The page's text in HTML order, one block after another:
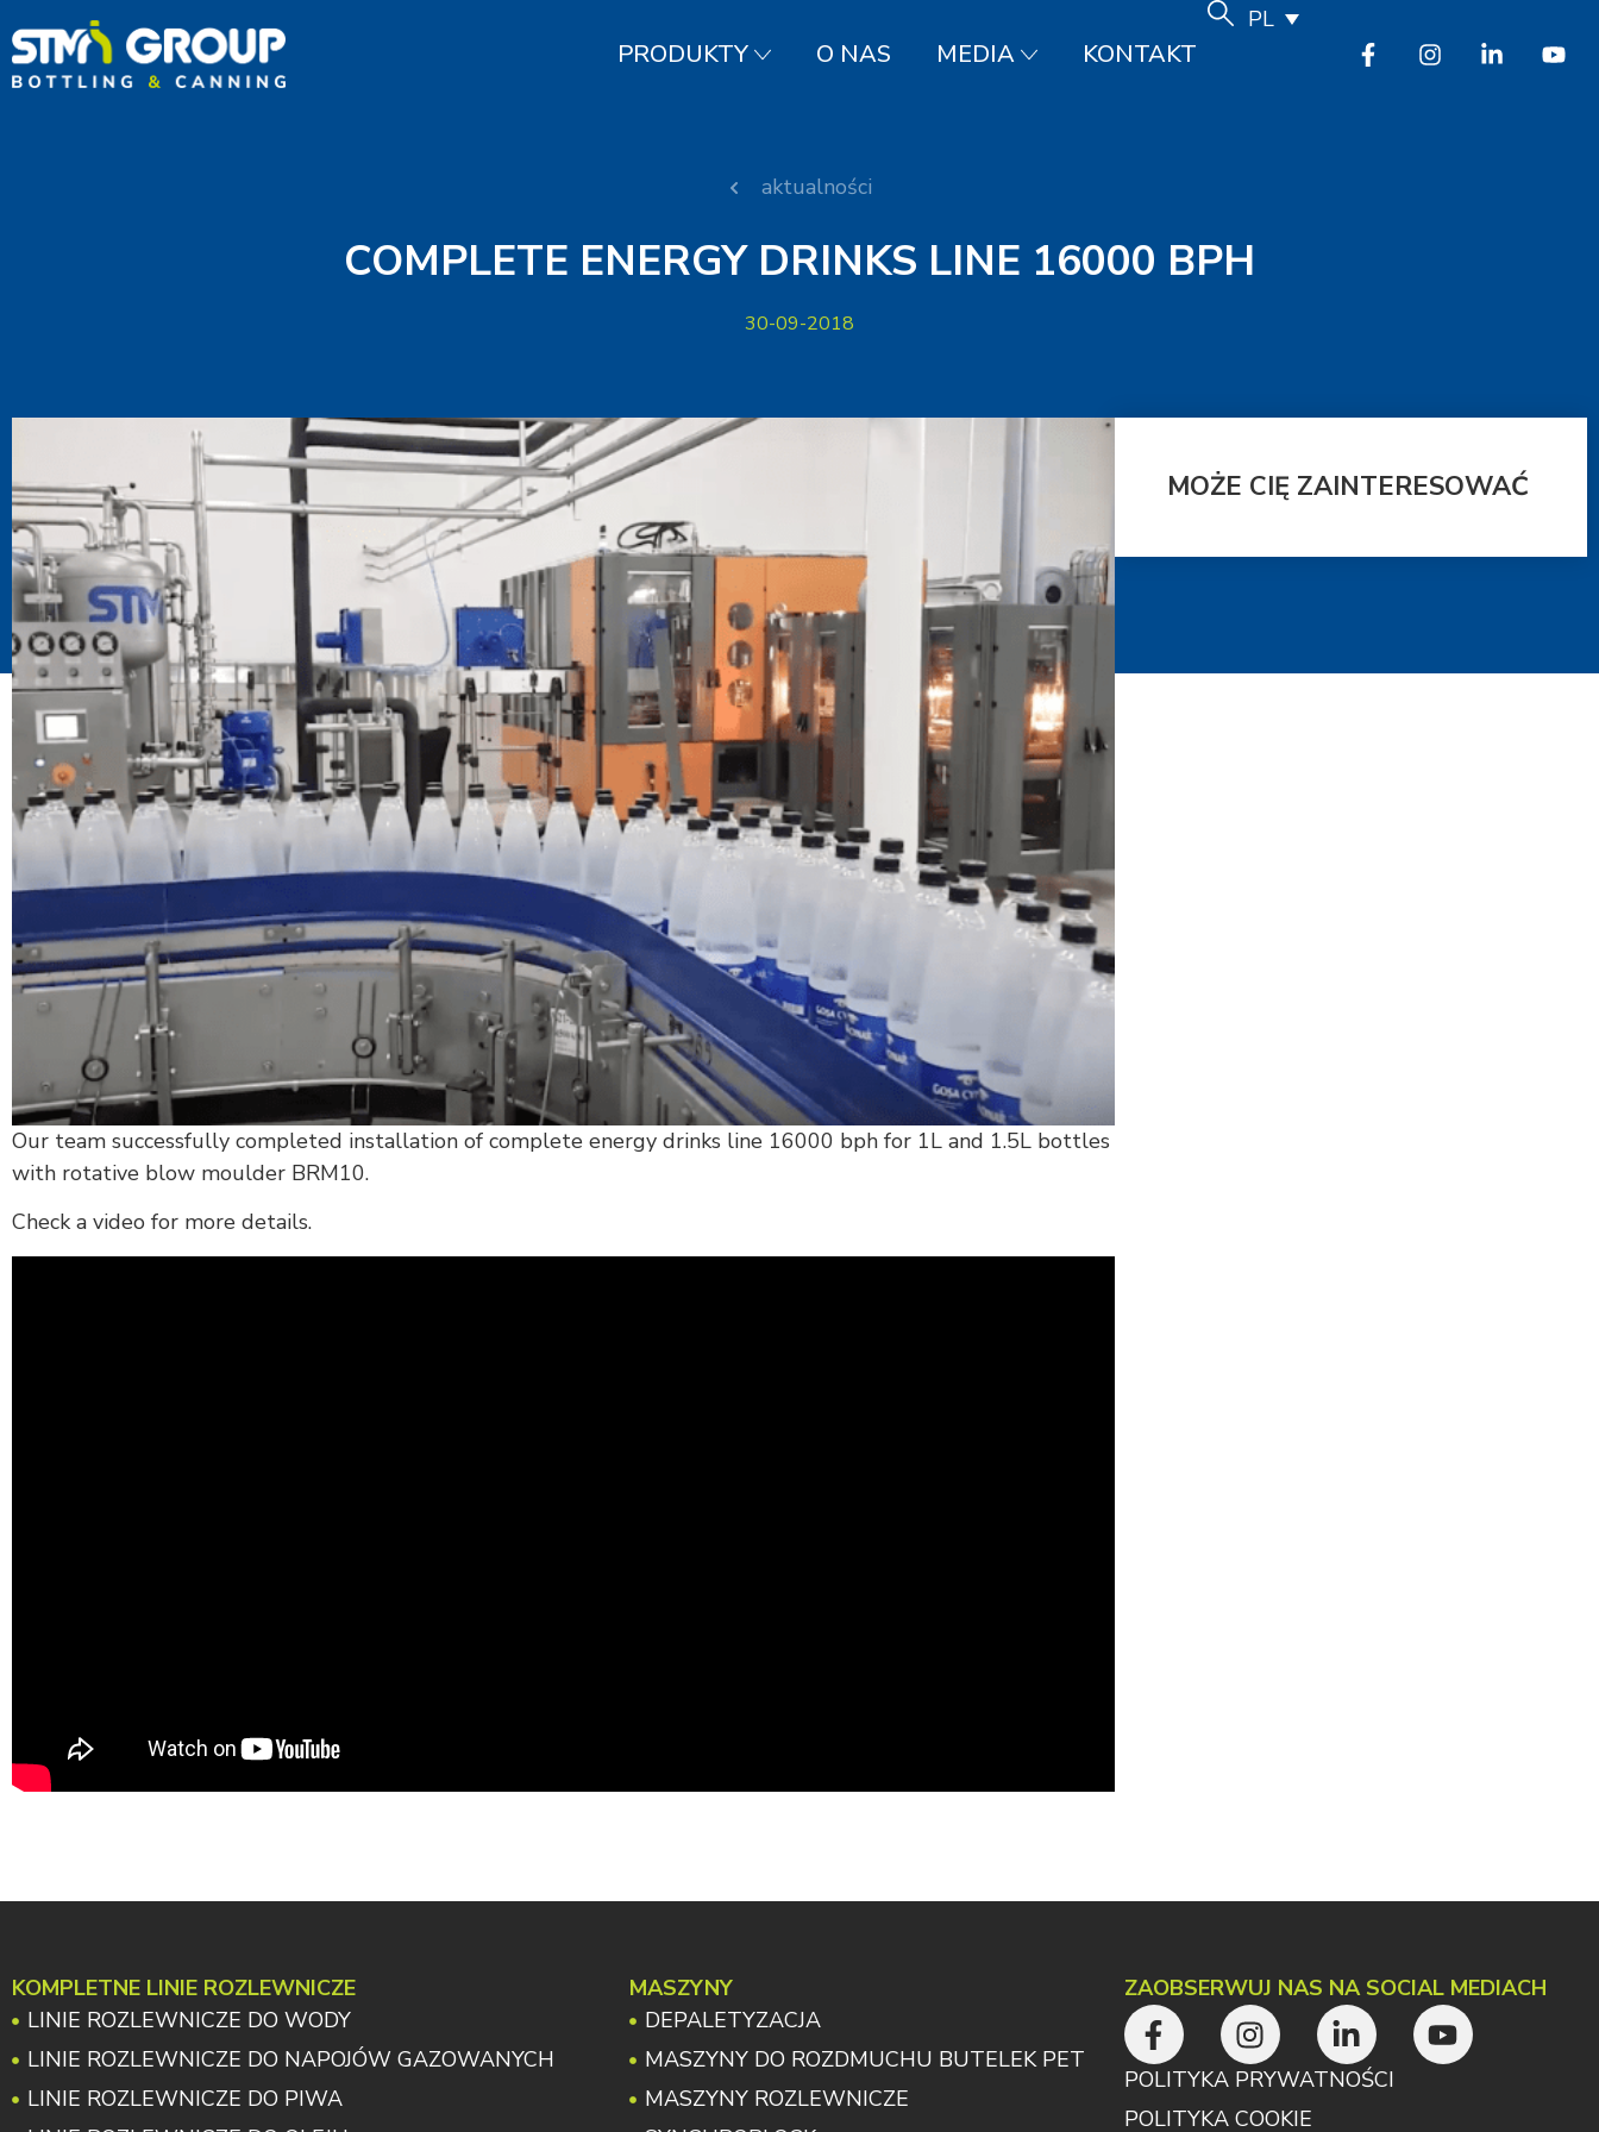
PRODUKTY O NAS MEDIA KONTAKT
PL
aktualności
COMPLETE ENERGY DRINKS LINE 16000 BPH
30-09-2018
Our team successfully completed installation of complete energy drinks line 16000 bph for 1L and 1.5L bottles
with rotative blow moulder BRM10.
Check a video for more details.
MOŻE CIĘ ZAINTERESOWAĆ
KOMPLETNE LINIE ROZLEWNICZE
LINIE ROZLEWNICZE DO WODY
LINIE ROZLEWNICZE DO NAPOJÓW GAZOWANYCH
LINIE ROZLEWNICZE DO PIWA
MASZYNY
DEPALETYZACJA
MASZYNY DO ROZDMUCHU BUTELEK PET
MASZYNY ROZLEWNICZE
ZAOBSERWUJ NAS NA SOCIAL MEDIACH
POLITYKA PRYWATNOŚCI
POLITYKA COOKIE